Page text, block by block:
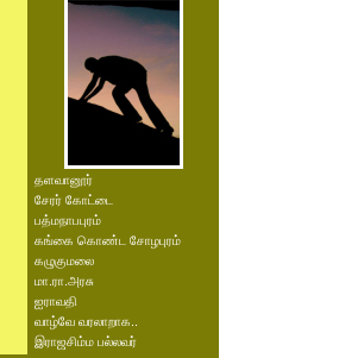
தளவானூர்
சேரர் கோட்டை
பத்மநாபபுரம்
கங்கை கொண்ட சோழபுரம்
கழுகுமலை
மா.ரா.அரசு
ஐராவதி
வாழ்வே வரலாறாக..
இராஜசிம்ம பல்லவர்